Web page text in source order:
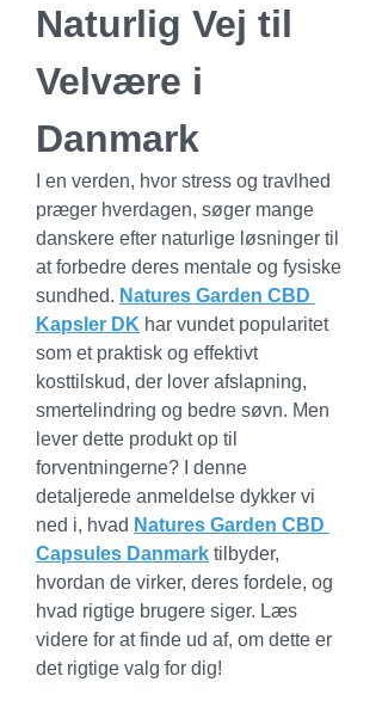
Naturlig Vej til
Velvære i
Danmark
I en verden, hvor stress og travlhed
præger hverdagen, søger mange
danskere efter naturlige løsninger til
at forbedre deres mentale og fysiske
sundhed. Natures Garden CBD
Kapsler DK har vundet popularitet
som et praktisk og effektivt
kosttilskud, der lover afslapning,
smertelindring og bedre søvn. Men
lever dette produkt op til
forventningerne? I denne
detaljerede anmeldelse dykker vi
ned i, hvad Natures Garden CBD
Capsules Danmark tilbyder,
hvordan de virker, deres fordele, og
hvad rigtige brugere siger. Læs
videre for at finde ud af, om dette er
det rigtige valg for dig!